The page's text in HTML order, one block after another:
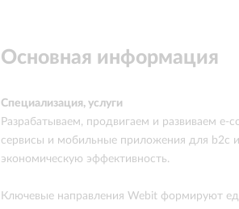
Основная информация
Специализация, услуги
Разрабатываем, продвигаем и развиваем e-
сервисы и мобильные приложения для b2c
экономическую эффективность.
Ключевые направления Webit формируют